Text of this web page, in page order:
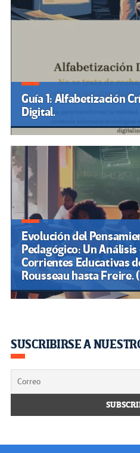
Guía 1: Alfabetización
Digital.
Evolución del
Pedagógico: Un Análisis
Corrientes Educativas
Rousseau hasta Freire.
SUSCRIBIRSE A